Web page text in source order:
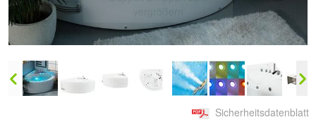
Sicherheitsdatenblatt